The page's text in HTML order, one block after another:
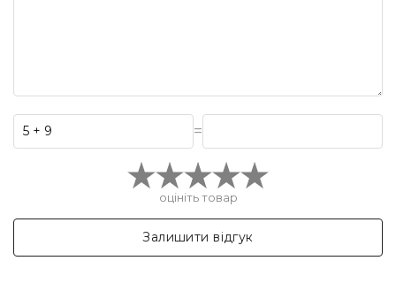
=
оцініть товар
Залишити відгук